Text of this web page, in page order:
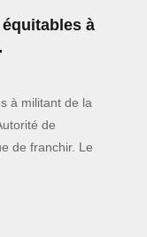
à
à militant de la
de
de franchir. Le